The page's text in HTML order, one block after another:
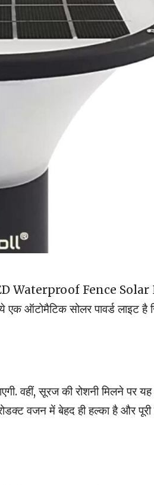
LED Waterproof Fence
ऑटोमैटिक सोलर पावर्ड लाइट
वहीं, सूरज की रोशनी मिलने पर
वजन में बेहद ही हल्का है और